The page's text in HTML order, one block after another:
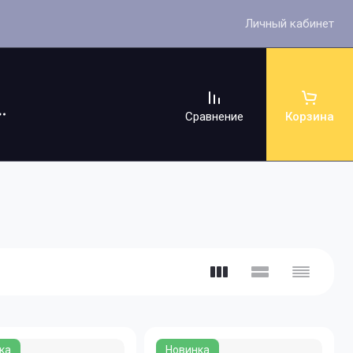
Личный кабинет
Сравнение Корзина
Новинка